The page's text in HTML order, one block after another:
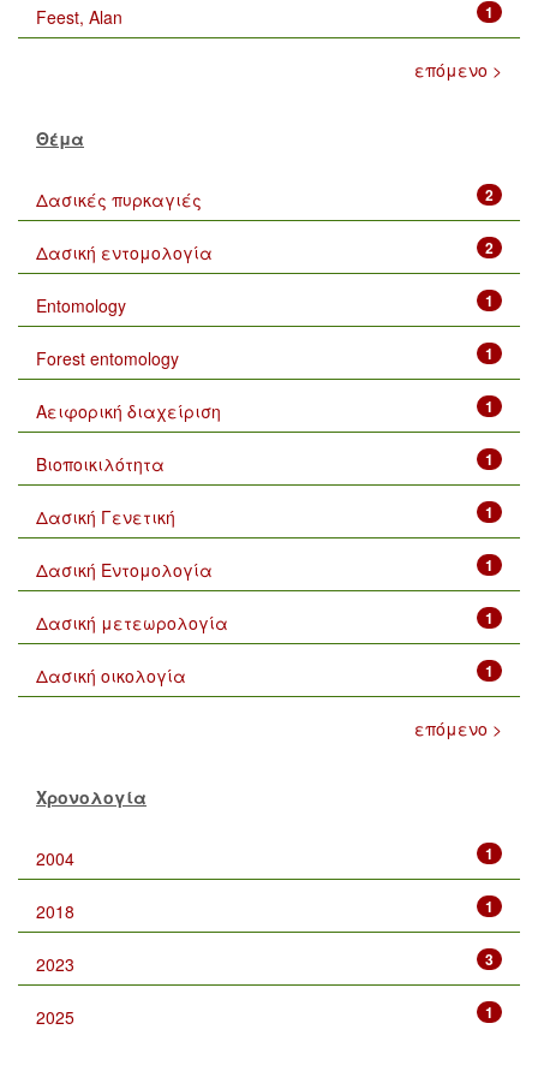
1
Feest, Alan
επόμενο >
Θέμα
2
Δασικές πυρκαγιές
2
Δασική εντομολογία
1
Entomology
1
Forest entomology
1
Αειφορική διαχείριση
1
Βιοποικιλότητα
1
Δασική Γενετική
1
Δασική Εντομολογία
1
Δασική μετεωρολογία
1
Δασική οικολογία
επόμενο >
Χρονολογία
1
2004
1
2018
3
2023
1
2025